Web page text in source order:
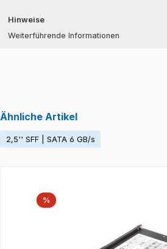
Hinweise
Weiterführende Informationen
Ähnliche Artikel
2,5'' SFF | SATA 6 GB/s
%Rabatt